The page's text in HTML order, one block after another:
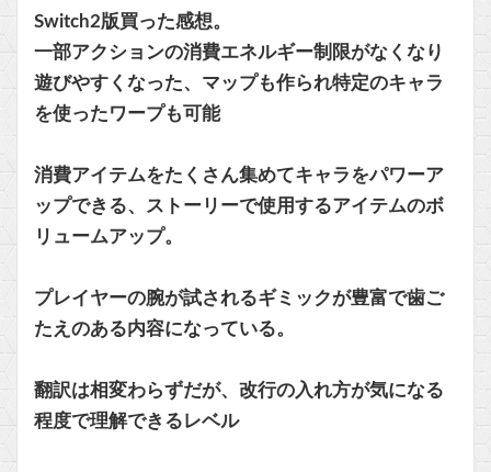
Switch2版買った感想。
一部アクションの消費エネルギー制限がなくなり
遊びやすくなった、マップも作られ特定のキャラ
を使ったワープも可能
消費アイテムをたくさん集めてキャラをパワーア
ップできる、ストーリーで使用するアイテムのボ
リュームアップ。
プレイヤーの腕が試されるギミックが豊富で歯ご
たえのある内容になっている。
翻訳は相変わらずだが、改行の入れ方が気になる
程度で理解できるレベル